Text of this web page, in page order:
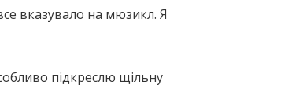
вказувало на мюзикл. Я
підкреслю щільну